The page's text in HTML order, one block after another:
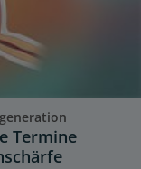
Termine